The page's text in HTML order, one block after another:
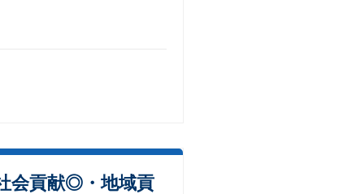
会貢献◎・地域貢